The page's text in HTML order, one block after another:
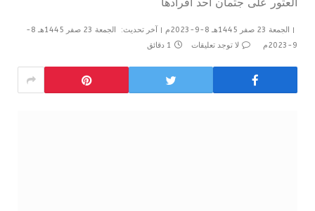
الجمعة 23 صفر 1445هـ 8-9-2023م آخر تحديث:
الجمعة 23 صفر 1445هـ 8-
9-2023م
لا توجد تعليقات 1 دقائق